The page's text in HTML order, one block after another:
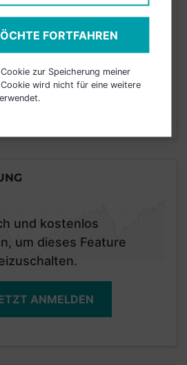
laut Anbieter (KID)
4 5 6
und kostenlos
um dieses Feature
ANMELDEN
FORTFAHREN
zur Speicherung meiner
wird nicht für eine weitere